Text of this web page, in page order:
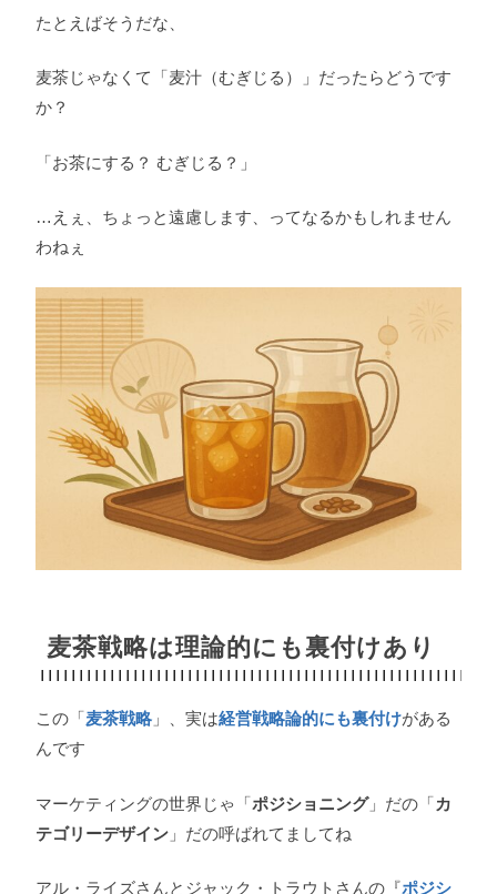
たとえばそうだな、
麦茶じゃなくて「麦汁（むぎじる）」だったらどうです
か？
「お茶にする？ むぎじる？」
…えぇ、ちょっと遠慮します、ってなるかもしれません
わねぇ
麦茶戦略は理論的にも裏付けあり
この「麦茶戦略 」、実は経営戦略論的にも裏付けがある
んです
マーケティングの世界じゃ「ポジショニング」だの「カ
テゴリーデザイン 」だの呼ばれてましてね
アル・ライズさんとジャック・トラウトさんの『ポジシ